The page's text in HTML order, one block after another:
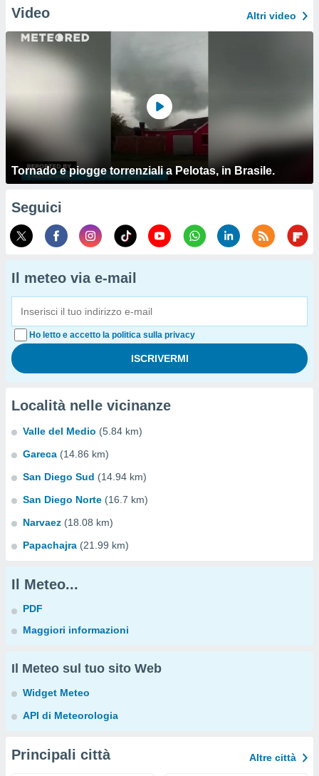
Video Altri video
Tornado e piogge torrenziali a Pelotas, in Brasile.
Seguici
Il meteo via e-mail
Ho letto e accetto la politica sulla privacy
Località nelle vicinanze
Valle del Medio (5.84 km)
Gareca (14.86 km)
San Diego Sud (14.94 km)
San Diego Norte (16.7 km)
Narvaez (18.08 km)
Papachajra (21.99 km)
Il Meteo...
PDF
Maggiori informazioni
Il Meteo sul tuo sito Web
Widget Meteo
API di Meteorologia
Principali città Altre città